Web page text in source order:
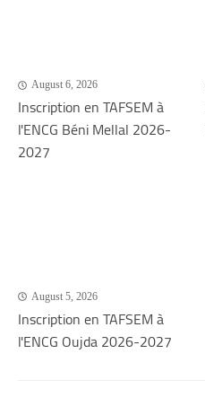
August 6, 2026
Inscription en TAFSEM à
l'ENCG Béni Mellal 2026-
2027
August 5, 2026
Inscription en TAFSEM à
l'ENCG Oujda 2026-2027